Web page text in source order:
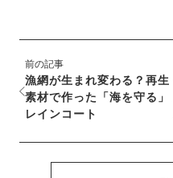
前の記事
漁網が生まれ変わる？再生
素材で作った「海を守る」
レインコート